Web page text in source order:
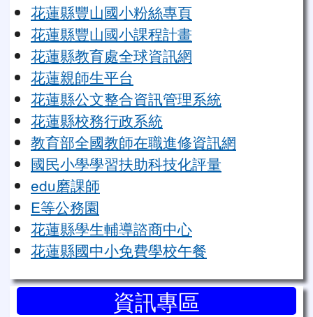
花蓮縣豐山國小粉絲專頁
花蓮縣豐山國小課程計畫
花蓮縣教育處全球資訊網
花蓮親師生平台
花蓮縣公文整合資訊管理系統
花蓮縣校務行政系統
教育部全國教師在職進修資訊網
國民小學學習扶助科技化評量
edu磨課師
E等公務園
花蓮縣學生輔導諮商中心
花蓮縣國中小免費學校午餐
資訊專區